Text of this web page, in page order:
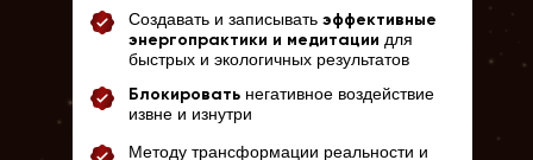
Блокировать негативное воздействие
извне и изнутри
Создавать и записывать эффективные
энергопрактики и медитации для
быстрых и экологичных результатов
Методу трансформации реальности и